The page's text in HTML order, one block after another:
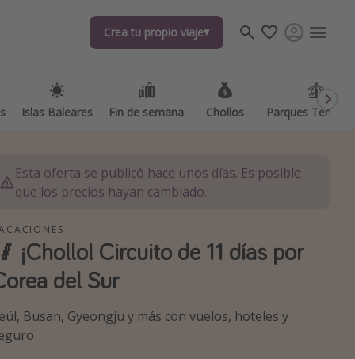
Crea tu propio viaje
Islas Baleares Fin de semana Chollos Parques
Crea tu propio viaje
Islas Baleares Fin de semana Chollos Parques
destinos
Esta oferta se publicó hace unos días. Es posible
que los precios hayan cambiado.
¡Chollo! Circuito de 11 días por
del Sur
Busan, Gyeongju y más con vuelos, hoteles y